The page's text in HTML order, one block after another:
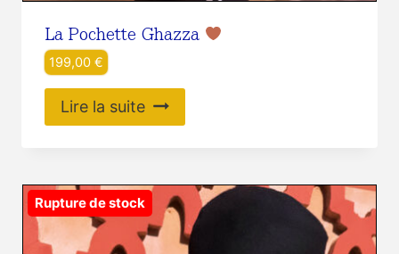
La Pochette Ghazza
199,00 €
Lire la suite
Rupture de stock